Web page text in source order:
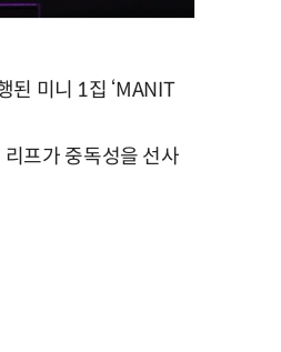
된 미니 1집 ‘MANIT
리프가 중독성을 선사